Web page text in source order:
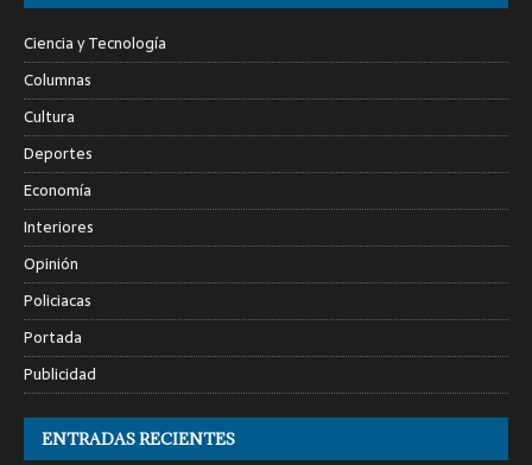
Ciencia y Tecnología
Columnas
Cultura
Deportes
Economía
Interiores
Opinión
Policiacas
Portada
Publicidad
ENTRADAS RECIENTES